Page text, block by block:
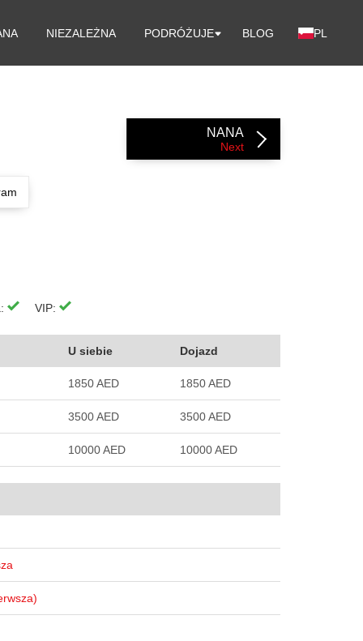
NIEZALEŻNA PODRÓŻUJE BLOG PL
NANA
Next
VIP:
U siebie Dojazd
1850 AED 1850 AED
3500 AED 3500 AED
10000 AED 10000 AED